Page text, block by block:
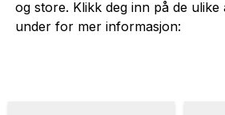
og store. Klikk deg inn på de ulike
under for mer informasjon: